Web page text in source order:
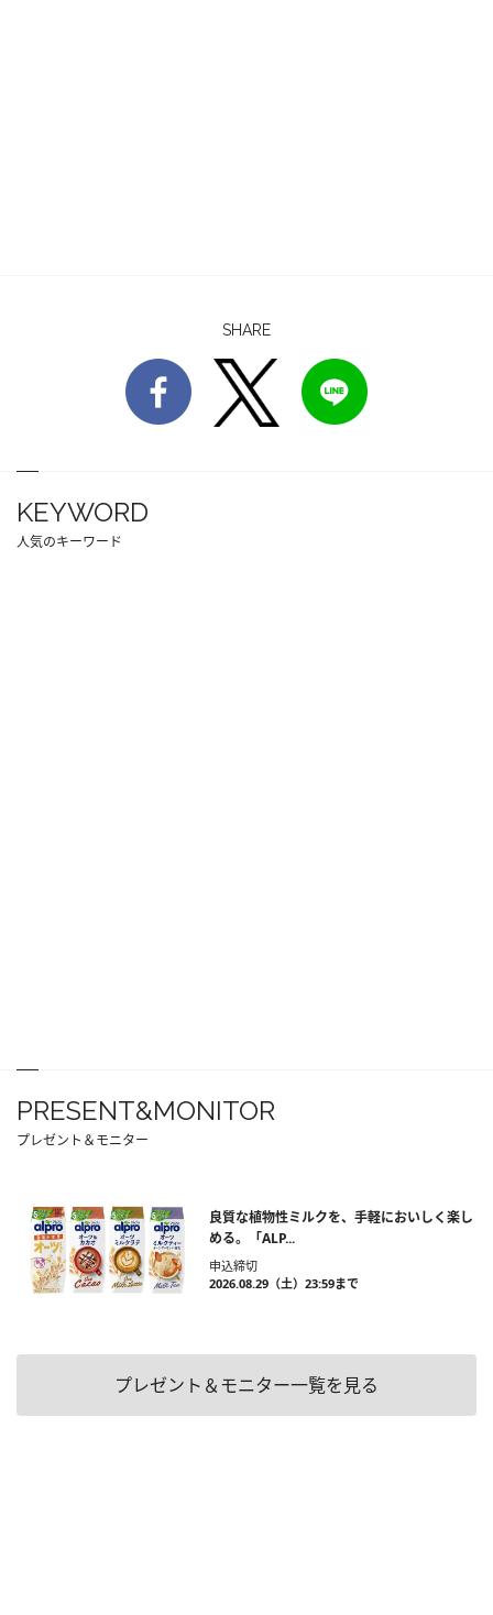
SHARE
KEYWORD
人気のキーワード
PRESENT&MONITOR
プレゼント＆モニター
良質な植物性ミルクを、手軽においしく楽し
める。「ALP...
申込締切
2026.08.29（土）23:59まで
プレゼント＆モニター一覧を見る